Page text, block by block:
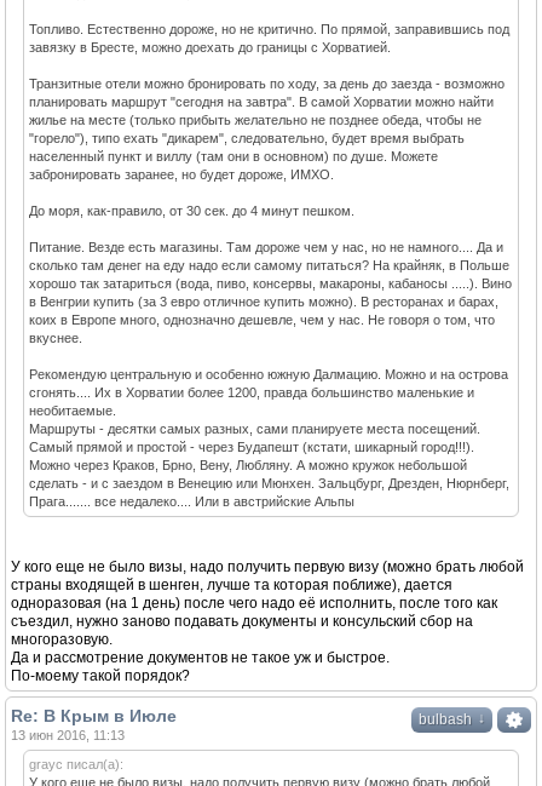
Топливо. Естественно дороже, но не критично. По прямой, заправившись под
завязку в Бресте, можно доехать до границы с Хорватией.
Транзитные отели можно бронировать по ходу, за день до заезда - возможно
планировать маршрут "сегодня на завтра". В самой Хорватии можно найти
жилье на месте (только прибыть желательно не позднее обеда, чтобы не
"горело"), типо ехать "дикарем", следовательно, будет время выбрать
населенный пункт и виллу (там они в основном) по душе. Можете
забронировать заранее, но будет дороже, ИМХО.
До моря, как-правило, от 30 сек. до 4 минут пешком.
Питание. Везде есть магазины. Там дороже чем у нас, но не намного.... Да и
сколько там денег на еду надо если самому питаться? На крайняк, в Польше
хорошо так затариться (вода, пиво, консервы, макароны, кабаносы .....). Вино
в Венгрии купить (за 3 евро отличное купить можно). В ресторанах и барах,
коих в Европе много, однозначно дешевле, чем у нас. Не говоря о том, что
вкуснее.
Рекомендую центральную и особенно южную Далмацию. Можно и на острова
сгонять.... Их в Хорватии более 1200, правда большинство маленькие и
необитаемые.
Маршруты - десятки самых разных, сами планируете места посещений.
Самый прямой и простой - через Будапешт (кстати, шикарный город!!!).
Можно через Краков, Брно, Вену, Любляну. А можно кружок небольшой
сделать - и с заездом в Венецию или Мюнхен. Зальцбург, Дрезден, Нюрнберг,
Прага....... все недалеко.... Или в австрийские Альпы
У кого еще не было визы, надо получить первую визу (можно брать любой
страны входящей в шенген, лучше та которая поближе), дается
одноразовая (на 1 день) после чего надо её исполнить, после того как
съездил, нужно заново подавать документы и консульский сбор на
многоразовую.
Да и рассмотрение документов не такое уж и быстрое.
По-моему такой порядок?
bulbash ↓
Re: В Крым в Июле
13 июн 2016, 11:13
grayc писал(а):
У кого еще не было визы, надо получить первую визу (можно брать любой